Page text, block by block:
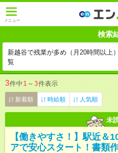
メニュー
検索
新越谷で残業が多め（月20時間以上
覧
3件中1 ～ 3件表示
新着順 時給順 人気順
未
【働きやすさ！】駅近＆
アで安心スタート！書類